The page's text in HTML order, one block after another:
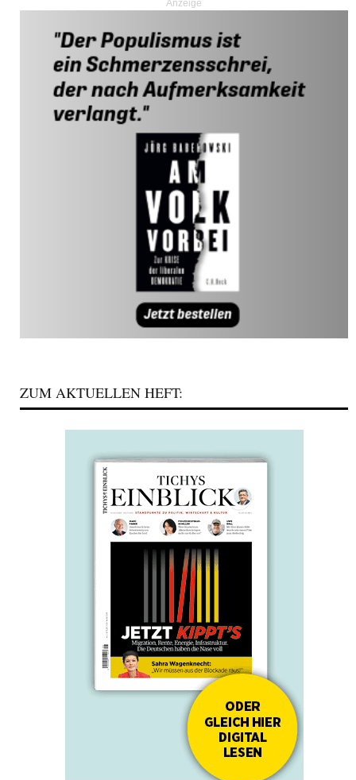
Anzeige
ZUM AKTUELLEN HEFT: